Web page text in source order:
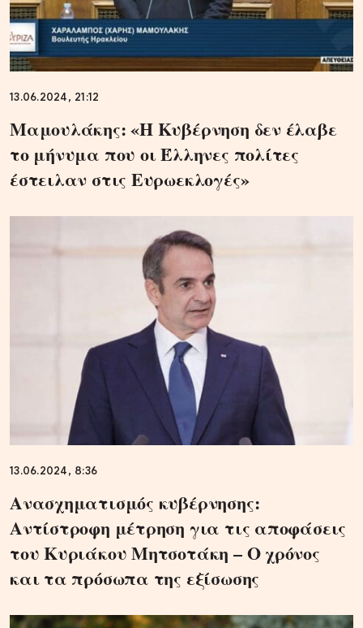
13.06.2024, 21:12
Μαμουλάκης: «Η Κυβέρνηση δεν έλαβε
το μήνυμα που οι Έλληνες πολίτες
έστειλαν στις Ευρωεκλογές»
13.06.2024, 8:36
Ανασχηματισμός κυβέρνησης:
Αντίστροφη μέτρηση για τις αποφάσεις
του Κυριάκου Μητσοτάκη – Ο χρόνος
και τα πρόσωπα της εξίσωσης